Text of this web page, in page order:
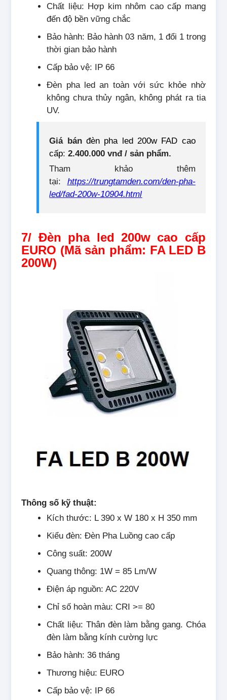
Chất liệu: Hợp kim nhôm cao cấp mang
đến độ bền vững chắc
Bảo hành: Bảo hành 03 năm, 1 đổi 1 trong
thời gian bảo hành
Cấp bảo vệ: IP 66
Đèn pha led an toàn với sức khỏe nhờ
không chưa thủy ngân, không phát ra tia
UV.
Giá bán đèn pha led 200w FAD cao
cấp:2.400.000 vnđ / sản phẩm.
Tham khảo thêm
tại: https://trungtamden.com/den-pha-
led/fad-200w-10904.html
7/ Đèn pha led 200w cao cấp
EURO (Mã sản phẩm: FA LED B
200W)
Thông số kỹ thuật:
Kích thước: L 390 x W 180 x H 350 mm
Kiểu đèn: Đèn Pha Luồng cao cấp
Công suất: 200W
Quang thông: 1W = 85 Lm/W
Điện áp nguồn: AC 220V
Chỉ số hoàn màu: CRI >= 80
Chất liệu: Thân đèn làm bằng gang. Chóa
đèn làm bằng kính cường lực
Bảo hành: 36 tháng
Thương hiệu: EURO
Cấp bảo vệ: IP 66